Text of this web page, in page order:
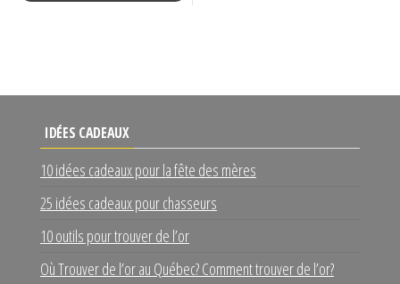
IDÉES CADEAUX
10 idées cadeaux pour la fête des mères
25 idées cadeaux pour chasseurs
10 outils pour trouver de l’or
Où Trouver de l’or au Québec? Comment trouver de l’or?